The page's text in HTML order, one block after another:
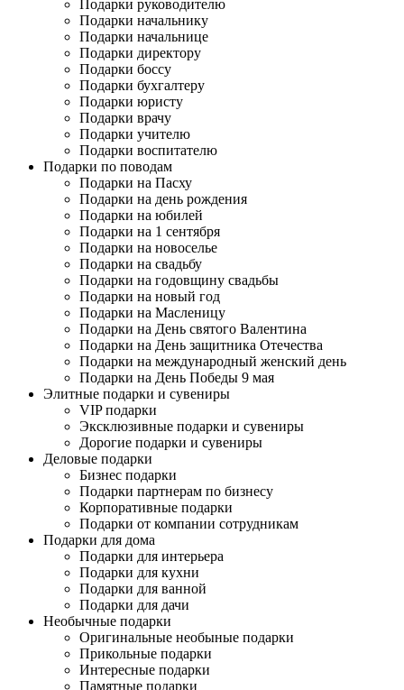
Подарки руководителю
Подарки начальнику
Подарки начальнице
Подарки директору
Подарки боссу
Подарки бухгалтеру
Подарки юристу
Подарки врачу
Подарки учителю
Подарки воспитателю
Подарки по поводам
Подарки на Пасху
Подарки на день рождения
Подарки на юбилей
Подарки на 1 сентября
Подарки на новоселье
Подарки на свадьбу
Подарки на годовщину свадьбы
Подарки на новый год
Подарки на Масленицу
Подарки на День святого Валентина
Подарки на День защитника Отечества
Подарки на международный женский день
Подарки на День Победы 9 мая
Элитные подарки и сувениры
VIP подарки
Эксклюзивные подарки и сувениры
Дорогие подарки и сувениры
Деловые подарки
Бизнес подарки
Подарки партнерам по бизнесу
Корпоративные подарки
Подарки от компании сотрудникам
Подарки для дома
Подарки для интерьера
Подарки для кухни
Подарки для ванной
Подарки для дачи
Необычные подарки
Оригинальные необыные подарки
Прикольные подарки
Интересные подарки
Памятные подарки